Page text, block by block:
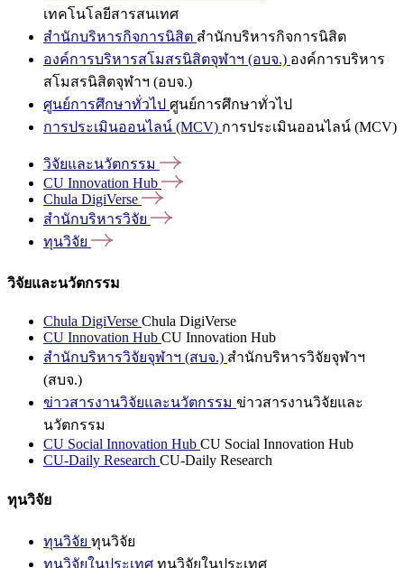
เทคโนโลยีสารสนเทศ
สำนักบริหารกิจการนิสิต สำนักบริหารกิจการนิสิต
องค์การบริหารสโมสรนิสิตจุฬาฯ (อบจ.) องค์การบริหาร
สโมสรนิสิตจุฬาฯ (อบจ.)
ศูนย์การศึกษาทั่วไป ศูนย์การศึกษาทั่วไป
การประเมินออนไลน์ (MCV) การประเมินออนไลน์ (MCV)
วิจัยและนวัตกรรม
CU Innovation Hub
Chula DigiVerse
สำนักบริหารวิจัย
ทุนวิจัย
วิจัยและนวัตกรรม
Chula DigiVerse Chula DigiVerse
CU Innovation Hub CU Innovation Hub
สำนักบริหารวิจัยจุฬาฯ (สบจ.) สำนักบริหารวิจัยจุฬาฯ
(สบจ.)
ข่าวสารงานวิจัยและนวัตกรรม ข่าวสารงานวิจัยและ
นวัตกรรม
CU Social Innovation Hub CU Social Innovation Hub
CU-Daily Research CU-Daily Research
ทุนวิจัย
ทุนวิจัย ทุนวิจัย
ทุนวิจัยในประเทศ ทุนวิจัยในประเทศ